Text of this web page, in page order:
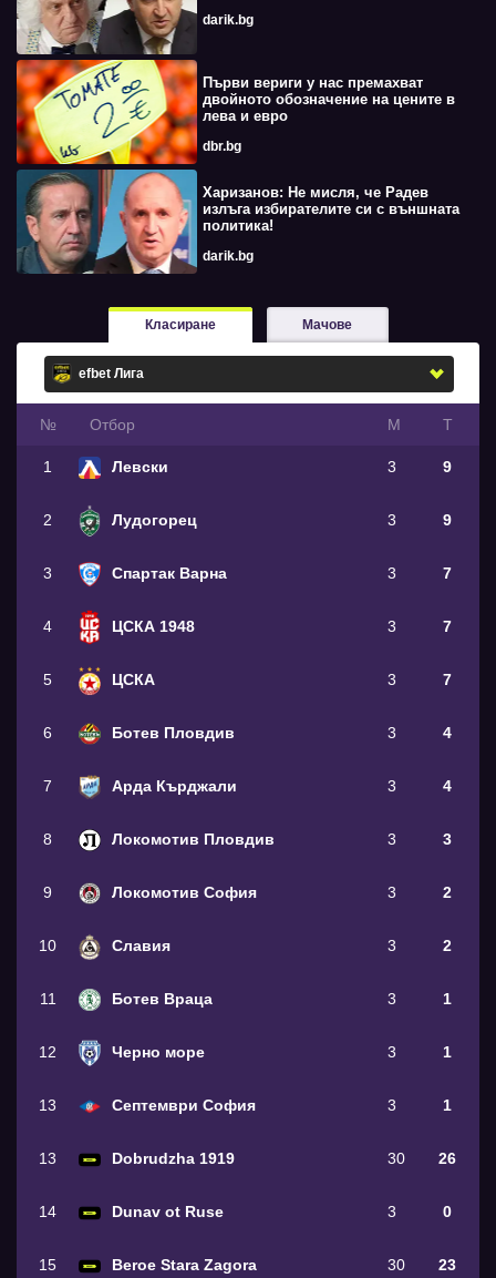
darik.bg
Първи вериги у нас премахват
двойното обозначение на цените в
лева и евро
dbr.bg
Харизанов: Не мисля, че Радев
излъга избирателите си с външната
политика!
darik.bg
Класиране Мачове
№ Oтбор М Т
1 Левски 3 9
2 Лудогорец 3 9
3 Спартак Варна 3 7
4 ЦСКА 1948 3 7
5 ЦСКА 3 7
6 Ботев Пловдив 3 4
7 Арда Кърджали 3 4
8 Локомотив Пловдив 3 3
9 Локомотив София 3 2
10 Славия 3 2
11 Ботев Враца 3 1
12 Черно море 3 1
13 Септември София 3 1
13 Dobrudzha 1919 30 26
14 Dunav ot Ruse 3 0
15 Beroe Stara Zagora 30 23